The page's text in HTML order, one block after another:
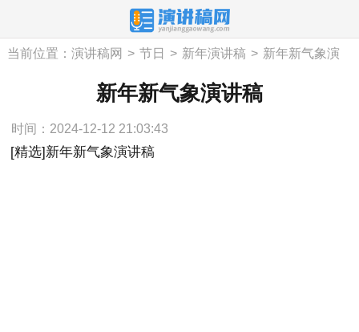
当前位置： 演讲稿网 > 节日 > 新年演讲稿 > 新年新气象演
新年新气象演讲稿
时间：2024-12-12 21:03:43
[精选]新年新气象演讲稿